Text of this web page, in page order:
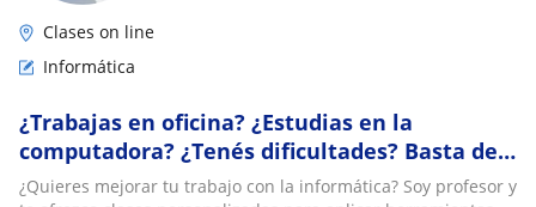
Clases on line
Informática
¿Trabajas en oficina? ¿Estudias en la
computadora? ¿Tenés dificultades? Basta de
Tutoriales Genéricos. Clases Personalizadas.
¿Quieres mejorar tu trabajo con la informática? Soy profesor y